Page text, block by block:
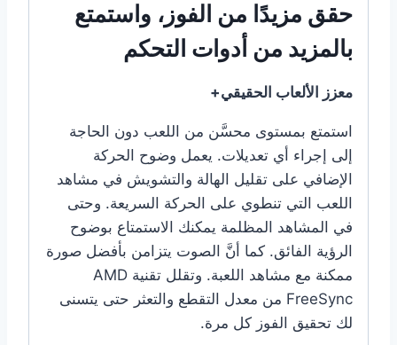
حقق مزيدًا من الفوز، واستمتع
بالمزيد من أدوات التحكم
معزز الألعاب الحقيقي+
استمتع بمستوى محسَّن من اللعب دون الحاجة
إلى إجراء أي تعديلات. يعمل وضوح الحركة
الإضافي على تقليل الهالة والتشويش في مشاهد
اللعب التي تنطوي على الحركة السريعة. وحتى
في المشاهد المظلمة يمكنك الاستمتاع بوضوح
الرؤية الفائق. كما أنَّ الصوت يتزامن بأفضل صورة
ممكنة مع مشاهد اللعبة. وتقلل تقنية AMD
FreeSync من معدل التقطع والتعثر حتى يتسنى
لك تحقيق الفوز كل مرة.